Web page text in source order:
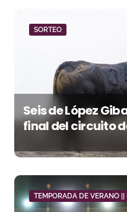
SORTEO
Seis de López
final del circuito
Málaga
TEMPORADA DE VERANO